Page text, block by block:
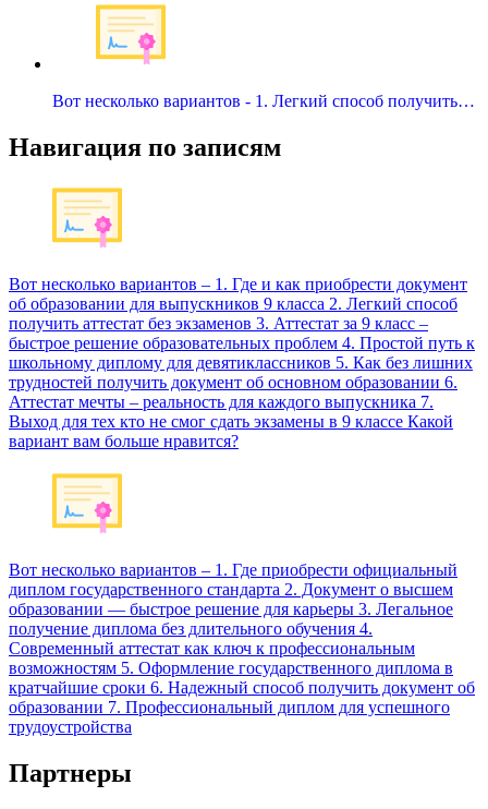
Вот несколько вариантов - 1. Легкий способ получить…
Навигация по записям
Вот несколько вариантов – 1. Где и как приобрести документ
об образовании для выпускников 9 класса 2. Легкий способ
получить аттестат без экзаменов 3. Аттестат за 9 класс –
быстрое решение образовательных проблем 4. Простой путь к
школьному диплому для девятиклассников 5. Как без лишних
трудностей получить документ об основном образовании 6.
Аттестат мечты – реальность для каждого выпускника 7.
Выход для тех кто не смог сдать экзамены в 9 классе Какой
вариант вам больше нравится?
Вот несколько вариантов – 1. Где приобрести официальный
диплом государственного стандарта 2. Документ о высшем
образовании — быстрое решение для карьеры 3. Легальное
получение диплома без длительного обучения 4.
Современный аттестат как ключ к профессиональным
возможностям 5. Оформление государственного диплома в
кратчайшие сроки 6. Надежный способ получить документ об
образовании 7. Профессиональный диплом для успешного
трудоустройства
Партнеры